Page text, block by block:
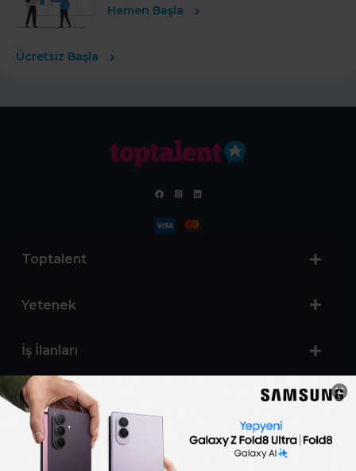
Hemen Başla
Ücretsiz Başla
Toptalent
Yetenek
İş İlanları
Sertifika Programları
Yetenek Testleri